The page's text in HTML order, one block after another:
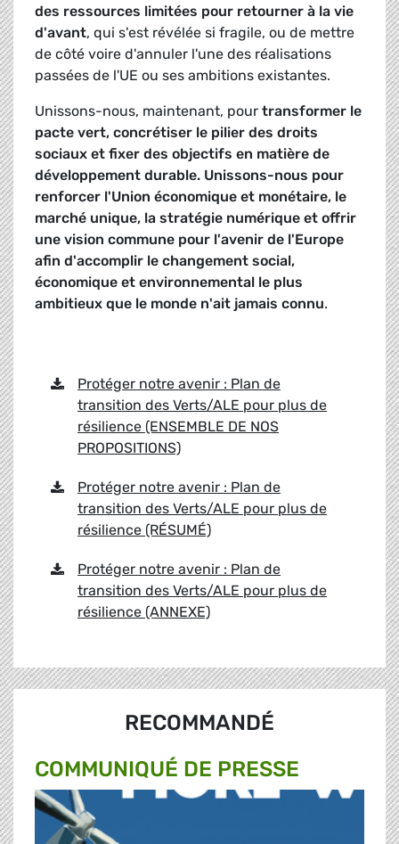
des ressources limitées pour retourner à la vie
d'avant, qui s'est révélée si fragile, ou de mettre
de côté voire d'annuler l'une des réalisations
passées de l'UE ou ses ambitions existantes.
Unissons-nous, maintenant, pour transformer le
pacte vert, concrétiser le pilier des droits
sociaux et fixer des objectifs en matière de
développement durable. Unissons-nous pour
renforcer l'Union économique et monétaire, le
marché unique, la stratégie numérique et offrir
une vision commune pour l'avenir de l'Europe
afin d'accomplir le changement social,
économique et environnemental le plus
ambitieux que le monde n'ait jamais connu.
Protéger notre avenir : Plan de
transition des Verts/ALE pour plus de
résilience (ENSEMBLE DE NOS
PROPOSITIONS)
Protéger notre avenir : Plan de
transition des Verts/ALE pour plus de
résilience (RÉSUMÉ)
Protéger notre avenir : Plan de
transition des Verts/ALE pour plus de
résilience (ANNEXE)
RECOMMANDÉ
COMMUNIQUÉ DE PRESSE